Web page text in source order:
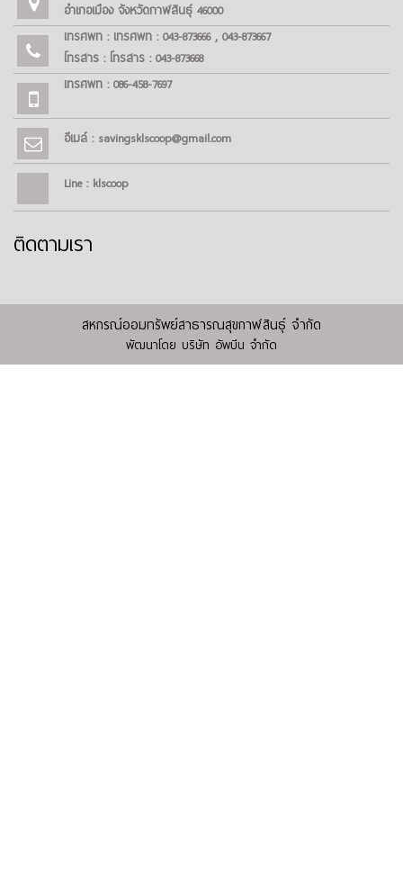
อำเภอเมือง จังหวัดกาฬสินธุ์ 46000
โทรศัพท์ : โทรศัพท์ : 043-873666 , 043-873667
โทรสาร : โทรสาร : 043-873668
โทรศัพท์ : 086-458-7697
อีเมล์ : savingsklscoop@gmail.com
Line : klscoop
ติดตามเรา
สหกรณ์ออมทรัพย์สาธารณสุขกาฬสินธุ์ จำกัด
พัฒนาโดย บริษัท อัพบีน จำกัด